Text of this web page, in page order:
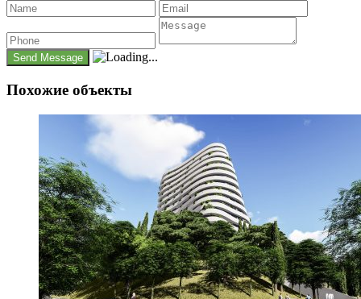
Похожие объекты